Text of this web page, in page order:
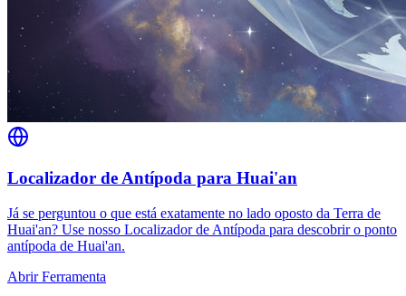
Localizador de Antípoda para Huai'an
Já se perguntou o que está exatamente no lado oposto da Terra de
Huai'an? Use nosso Localizador de Antípoda para descobrir o ponto
antípoda de Huai'an.
Abrir Ferramenta